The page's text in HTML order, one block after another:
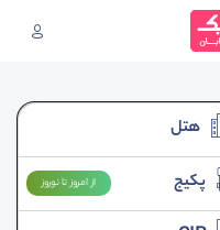
هتل
پکیج از امروز تا نوروز